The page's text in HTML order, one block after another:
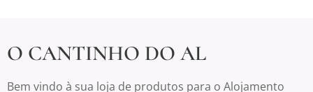
O CANTINHO DO AL
Bem vindo à sua loja de produtos para o Alojamento